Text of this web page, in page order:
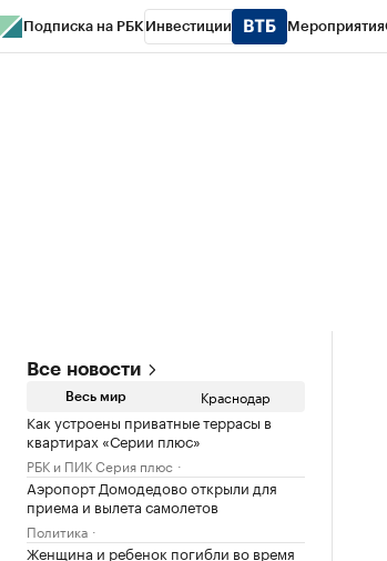
Подписка на РБК Инвестиции Мероприятия
Все новости
Весь мир Краснодар
Как устроены приватные террасы в
квартирах «Серии плюс»
РБК и ПИК Серия плюс
Аэропорт Домодедово открыли для
приема и вылета самолетов
Политика
Женщина и ребенок погибли во время